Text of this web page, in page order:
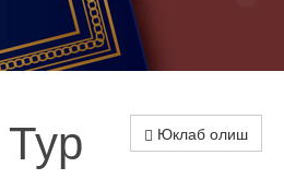
Юклаб олиш